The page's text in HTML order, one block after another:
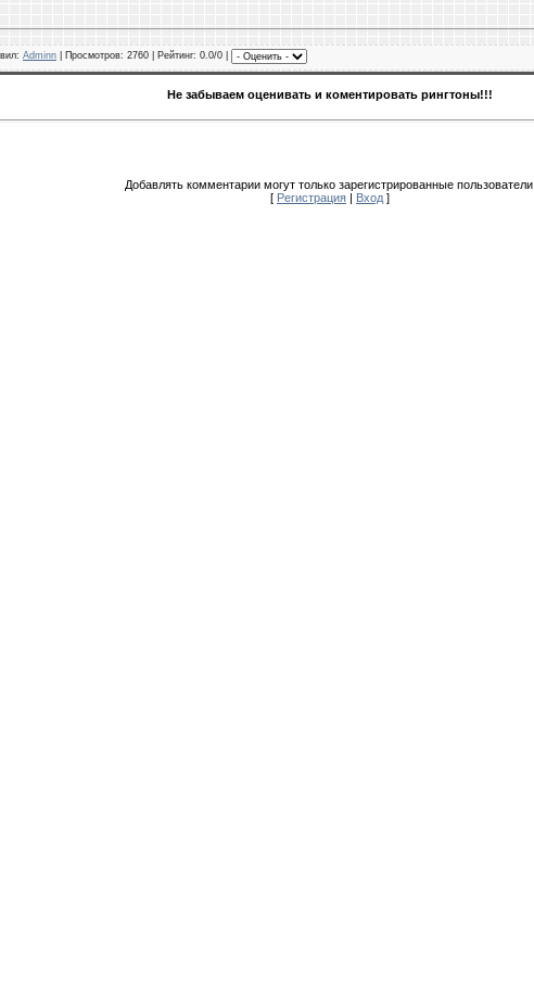
Adminn Просмотров: 2760 | Рейтинг: 0.0/0 |
Не забываем оценивать и коментировать рингтоны!!!
Добавлять комментарии могут только зарегистрированные пользователи.
[ Регистрация | Вход ]